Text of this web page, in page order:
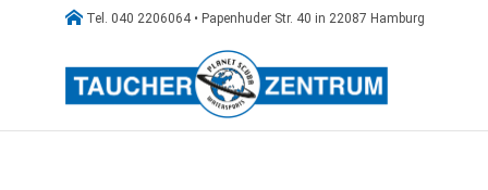
 Tel. 040 2206064 • Papenhuder Str. 40 in 22087 Hamburg